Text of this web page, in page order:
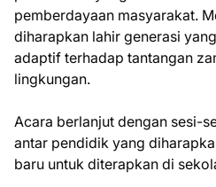
pemberdayaan masyarakat.
diharapkan lahir generasi
adaptif terhadap tantangan
lingkungan.
Acara berlanjut dengan sesi-
antar pendidik yang
baru untuk diterapkan di